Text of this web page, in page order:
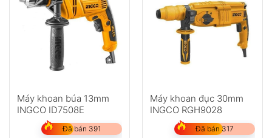
Máy khoan búa 13mm
INGCO ID7508E
Đã bán 391
Máy khoan đục 30mm
INGCO RGH9028
Đã bán 317